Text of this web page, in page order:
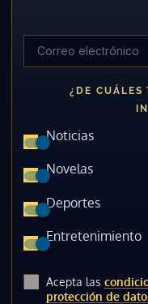
¿DE CUÁLES
Noticias
Novelas
Deportes
Entretenimiento
Acepta las
protección de